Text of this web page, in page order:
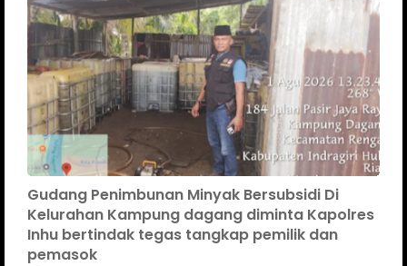
Gudang Penimbunan Minyak Bersubsidi Di
Kelurahan Kampung dagang diminta Kapolres
Inhu bertindak tegas tangkap pemilik dan
pemasok